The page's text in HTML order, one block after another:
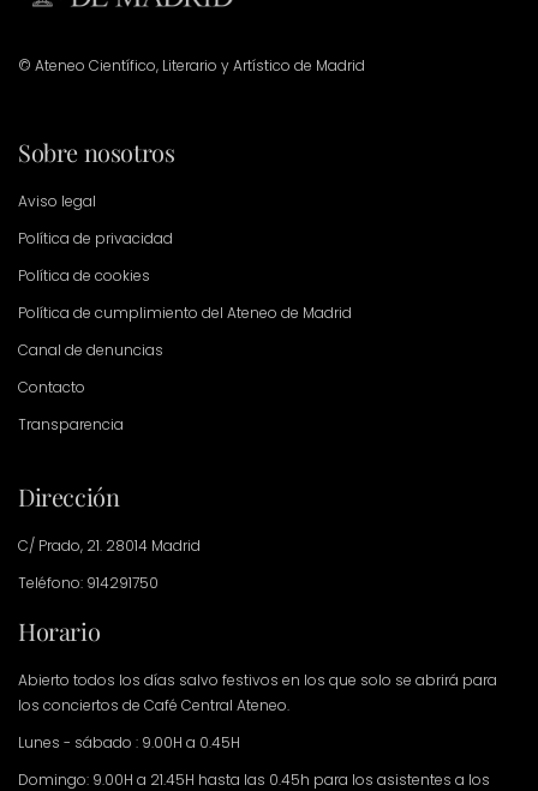
© Ateneo Científico, Literario y Artístico de Madrid
Sobre nosotros
Aviso legal
Política de privacidad
Política de cookies
Política de cumplimiento del Ateneo de Madrid
Canal de denuncias
Contacto
Transparencia
Dirección
C/ Prado, 21. 28014 Madrid
Teléfono: 914291750
Horario
Abierto todos los días salvo festivos en los que solo se abrirá para
los conciertos de Café Central Ateneo.
Lunes - sábado : 9.00H a 0.45H
Domingo: 9.00H a 21.45H hasta las 0.45h para los asistentes a los